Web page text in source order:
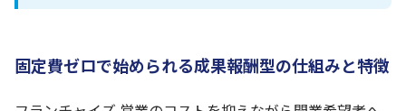
固定費ゼロで始められる成果報酬型の仕組みと特徴